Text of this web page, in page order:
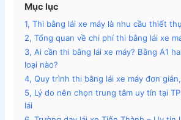
Mục lục
1, Thi bằng lái xe máy là nhu cầu thiết
2, Tổng quan về chi phí thi bằng lái xe
3, Ai cần thi bằng lái xe máy? Bằng A1
loại nào?
4, Quy trình thi bằng lái xe máy đơn
5, Lý do nên chọn trung tâm uy tín tại
lái